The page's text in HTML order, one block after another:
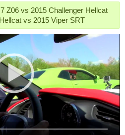
Z06 vs 2015 Challenger Hellcat
vs 2015 Viper SRT